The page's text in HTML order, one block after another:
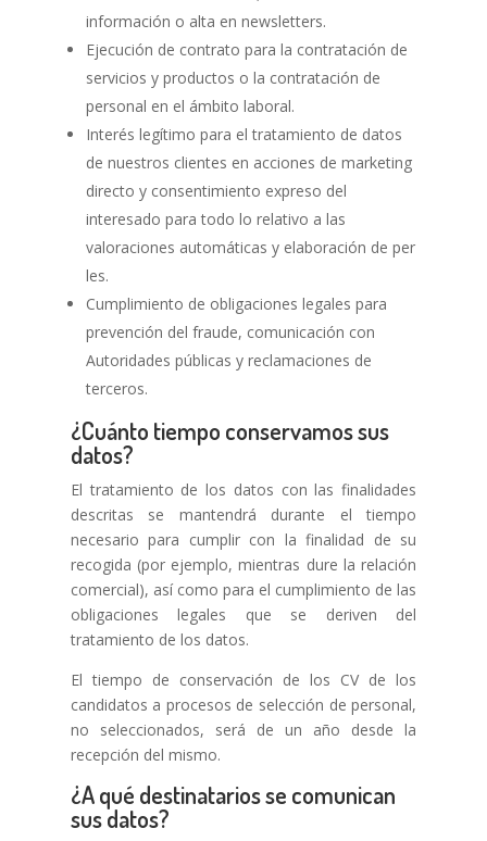
información o alta en newsletters.
Ejecución de contrato para la contratación de
servicios y productos o la contratación de
personal en el ámbito laboral.
Interés legítimo para el tratamiento de datos
de nuestros clientes en acciones de marketing
directo y consentimiento expreso del
interesado para todo lo relativo a las
valoraciones automáticas y elaboración de per
les.
Cumplimiento de obligaciones legales para
prevención del fraude, comunicación con
Autoridades públicas y reclamaciones de
terceros.
¿Cuánto tiempo conservamos sus
datos?
El tratamiento de los datos con las finalidades
descritas se mantendrá durante el tiempo
necesario para cumplir con la finalidad de su
recogida (por ejemplo, mientras dure la relación
comercial), así como para el cumplimiento de las
obligaciones legales que se deriven del
tratamiento de los datos.
El tiempo de conservación de los CV de los
candidatos a procesos de selección de personal,
no seleccionados, será de un año desde la
recepción del mismo.
¿A qué destinatarios se comunican
sus datos?